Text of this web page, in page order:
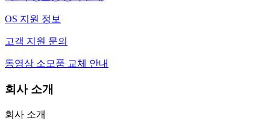
OS 지원 정보
고객 지원 문의
동영상 소모품 교체 안내
회사 소개
회사 소개